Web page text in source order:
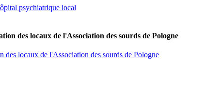
psychiatrique local
des locaux de l'Association des sourds de Pologne
des locaux de l'Association des sourds de Pologne